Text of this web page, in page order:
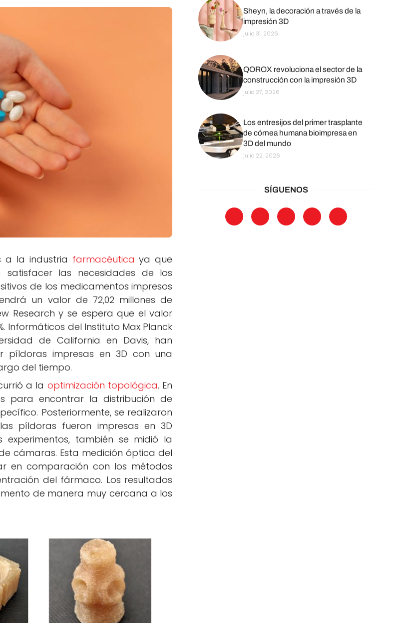
3D
a la industria farmacéutica ya que
satisfacer las necesidades de los
de los medicamentos impresos
un valor de 72,02 millones de
Research y se espera que el valor
Informáticos del Instituto Max Planck
de California en Davis, han
píldoras impresas en 3D con una
del tiempo.
a la optimización topológica. En
para encontrar la distribución de
Posteriormente, se realizaron
píldoras fueron impresas en 3D
experimentos, también se midió la
cámaras. Esta medición óptica del
en comparación con los métodos
del fármaco. Los resultados
de manera muy cercana a los
Sheyn, la decoración a través de la
impresión 3D
julio 31, 2026
QOROX revoluciona el sector de la
construcción con la impresión 3D
julio 27, 2026
Los entresijos del primer trasplante
de córnea humana bioimpresa en
3D del mundo
julio 22, 2026
SÍGUENOS